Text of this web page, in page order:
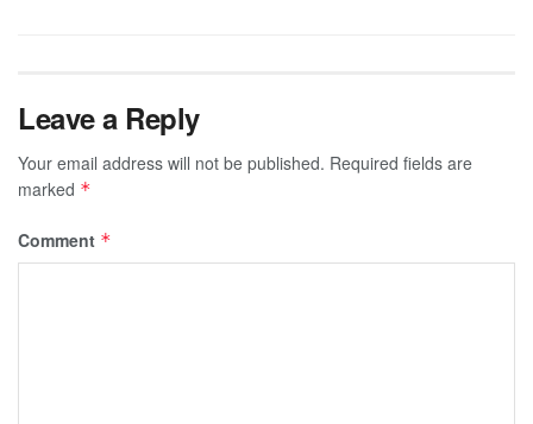
Leave a Reply
Your email address will not be published. Required fields are
marked *
Comment *